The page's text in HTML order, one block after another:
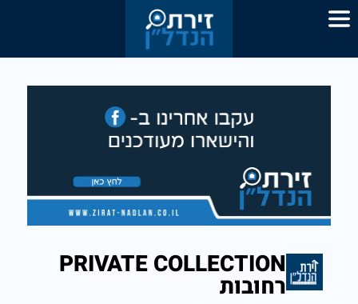
PRIVATE COLLECTION
רחובות